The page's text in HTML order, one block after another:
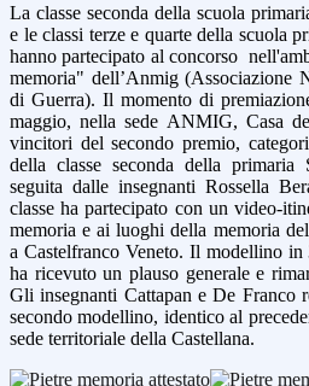
La classe seconda della scuola
e le classi terze e quarte della scuola
hanno partecipato al concorso
memoria" dell’Anmig (Associazione
di Guerra). Il momento di
maggio, nella sede ANMIG, Casa
vincitori del secondo premio,
della classe seconda della primaria
seguita dalle insegnanti Rossella
classe ha partecipato con un video-
memoria e ai luoghi della memoria
a Castelfranco Veneto. Il modellino in
ha ricevuto un plauso generale e
Gli insegnanti Cattapan e De Franco
secondo modellino, identico al
sede territoriale della Castellana.